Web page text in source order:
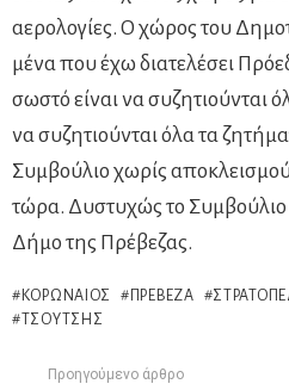
αερολογίες. Ο χώρος του
μένα που έχω διατελέσει
σωστό είναι να συζητιούνται
να συζητιούνται όλα τα
Συμβούλιο χωρίς
τώρα. Δυστυχώς το Συμβούλιο
Δήμο της Πρέβεζας.
ΚΟΡΩΝΑΊΟΣ ΠΡΈΒΕΖΑ
ΤΣΟΎΤΣΗΣ
Προηγούμενο άρθρο